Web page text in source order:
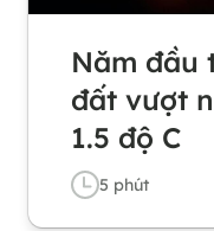
Năm đầu
đất vượt
1.5 độ C
5 phút